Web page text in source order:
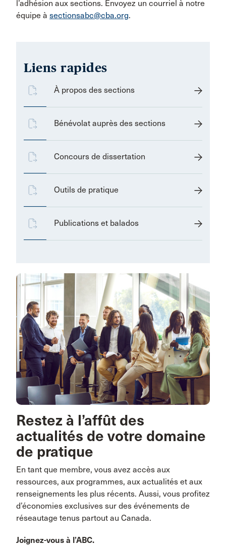
l’adhésion aux sections. Envoyez un courriel à notre
équipe à sectionsabc@cba.org.
Liens rapides
À propos des sections
Bénévolat auprès des sections
Concours de dissertation
Outils de pratique
Publications et balados
Restez à l’affût des
actualités de votre domaine
de pratique
En tant que membre, vous avez accès aux
ressources, aux programmes, aux actualités et aux
renseignements les plus récents. Aussi, vous profitez
d’économies exclusives sur des événements de
réseautage tenus partout au Canada.
Joignez-vous à l’ABC.